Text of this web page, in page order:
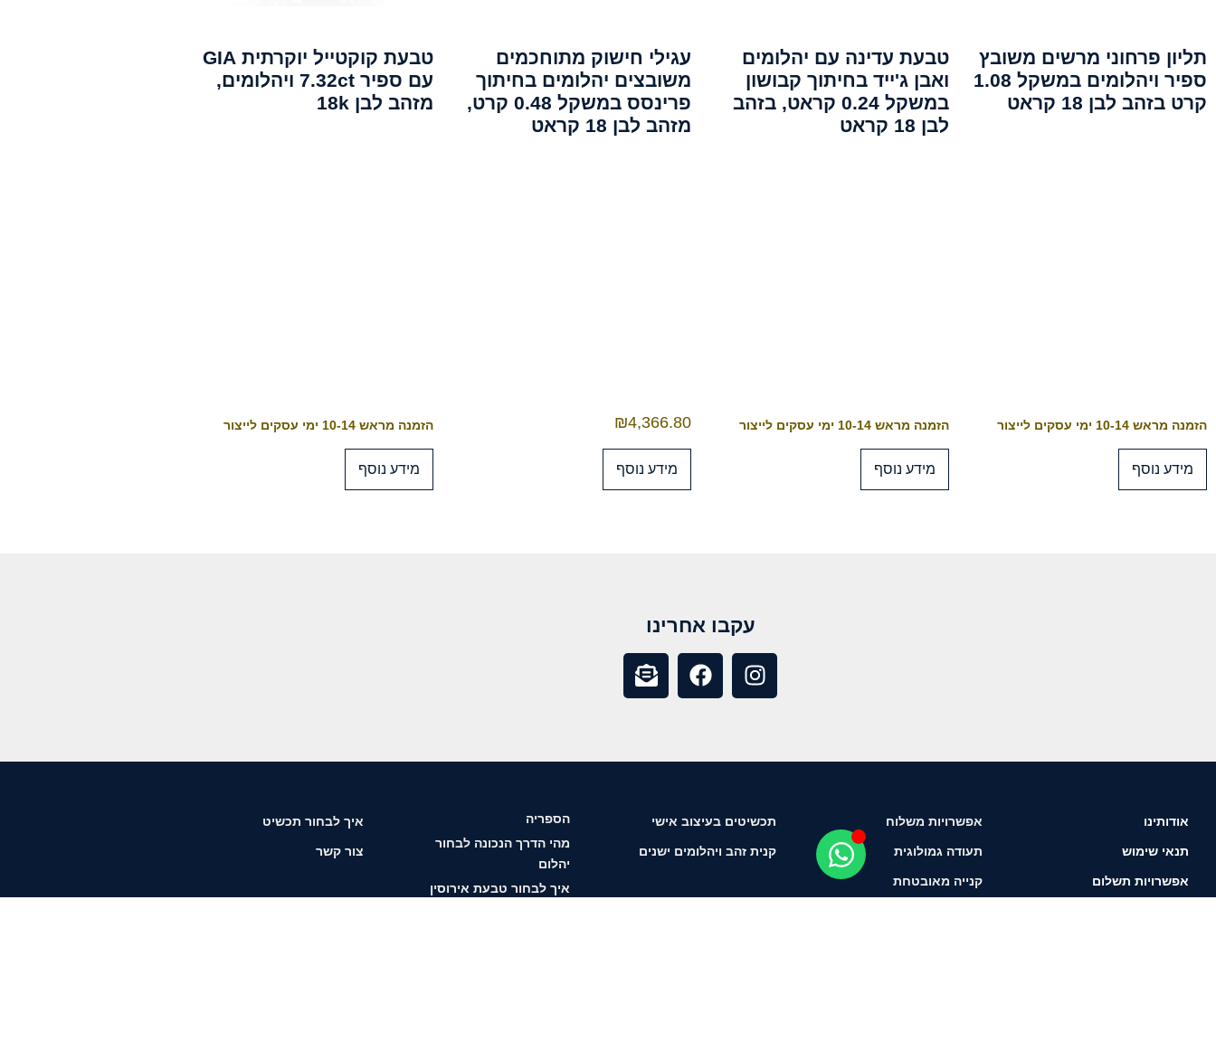
תליון פרחוני מרשים משובץ
ספיר ויהלומים במשקל 1.08
קרט בזהב לבן 18 קראט
הזמנה מראש 10-14 ימי עסקים לייצור
מידע נוסף
טבעת עדינה עם יהלומים
ואבן ג'ייד בחיתוך קבושון
במשקל 0.24 קראט, בזהב
לבן 18 קראט
הזמנה מראש 10-14 ימי עסקים לייצור
מידע נוסף
עגילי חישוק מתוחכמים
משובצים יהלומים בחיתוך
פרינסס במשקל 0.48 קרט,
מזהב לבן 18 קראט
₪4,366.80
מידע נוסף
טבעת קוקטייל יוקרתית GIA
עם ספיר 7.32ct ויהלומים,
מזהב לבן 18k
הזמנה מראש 10-14 ימי עסקים לייצור
מידע נוסף
עקבו אחרינו
אודותינו
תנאי שימוש
אפשרויות תשלום
אפשרויות משלוח
תעודה גמולוגית
קנייה מאובטחת
תכשיטים בעיצוב אישי
קנית זהב ויהלומים ישנים
הספריה
מהי הדרך הנכונה לבחור
יהלום
איך לבחור טבעת אירוסין
איך לבחור תכשיט
צור קשר